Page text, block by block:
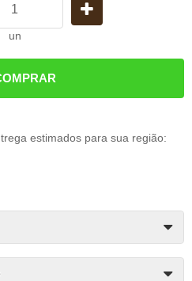
un
estimados para sua região: